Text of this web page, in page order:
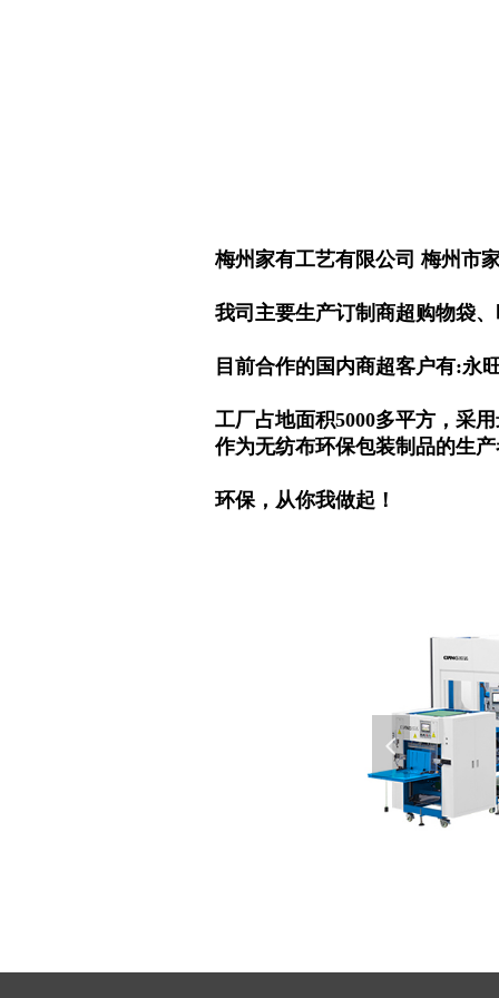
梅州家有工艺有限公司 梅州市
我司主要生产订制商超购物袋
目前合作的国内商超客户有:永
工厂占地面积5000多平方，采
作为无纺布环保包装制品的生
环保，从你我做起！
넳